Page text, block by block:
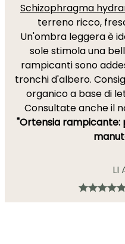
Schizophragma
terreno ricco,
Un'ombra leggera è
sole stimola una
rampicanti sono
tronchi d'albero.
organico a base di
Consultate anche il
"Ortensia rampicante:
LI